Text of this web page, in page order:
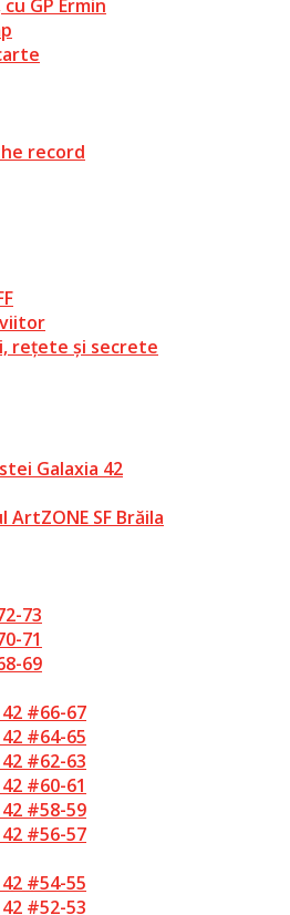
GP Ermin
record
rețete și secrete
Galaxia 42
ArtZONE SF Brăila
73
71
69
#66-67
#64-65
#62-63
#60-61
#58-59
#56-57
#54-55
#52-53